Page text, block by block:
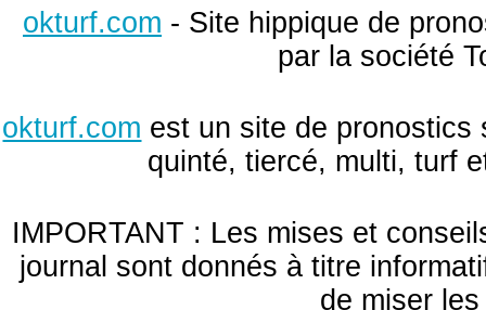
okturf.com - Site hippique de
par la société
okturf.com est un site de pronostics
quinté, tiercé, multi, turf
IMPORTANT : Les mises et
journal sont donnés à titre
de miser